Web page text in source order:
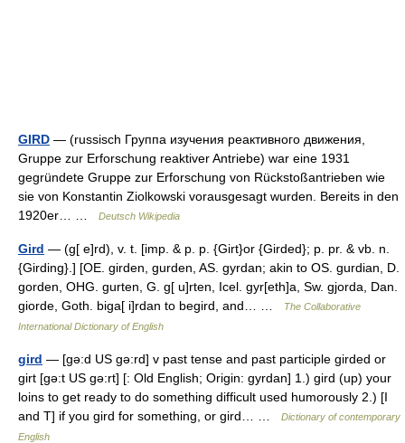
GIRD — (russisch Группа изучения реактивного движения,
Gruppe zur Erforschung reaktiver Antriebe) war eine 1931
gegründete Gruppe zur Erforschung von Rückstoßantrieben wie
sie von Konstantin Ziolkowski vorausgesagt wurden. Bereits in den
1920er… …
Deutsch Wikipedia
Gird — (g[ e]rd), v. t. [imp. & p. p. {Girt}or {Girded}; p. pr. & vb. n.
{Girding}.] [OE. girden, gurden, AS. gyrdan; akin to OS. gurdian, D.
gorden, OHG. gurten, G. g[ u]rten, Icel. gyr[eth]a, Sw. gjorda, Dan.
giorde, Goth. biga[ i]rdan to begird, and… …
The Collaborative
International Dictionary of English
gird — [gə:d US gə:rd] v past tense and past participle girded or
girt [gə:t US gə:rt] [: Old English; Origin: gyrdan] 1.) gird (up) your
loins to get ready to do something difficult used humorously 2.) [I
and T] if you gird for something, or gird… …
Dictionary of contemporary
English